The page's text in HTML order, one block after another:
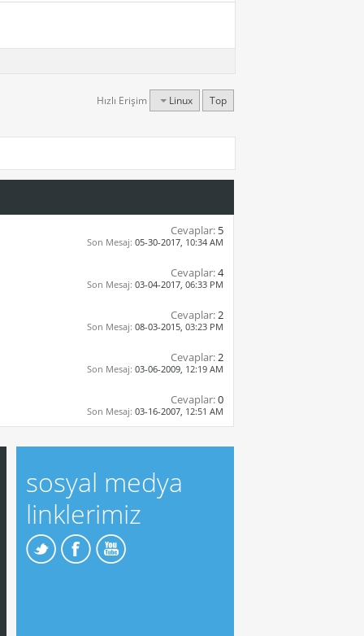
Hızlı Erişim Linux Top
Cevaplar: 5
Son Mesaj: 05-30-2017, 10:34 AM
Cevaplar:4
Son Mesaj: 03-04-2017, 06:33 PM
Cevaplar:2
Son Mesaj: 08-03-2015, 03:23 PM
Cevaplar:2
Son Mesaj: 03-06-2009, 12:19 AM
Cevaplar:0
Son Mesaj: 03-16-2007, 12:51 AM
sosyal medya
linklerimiz